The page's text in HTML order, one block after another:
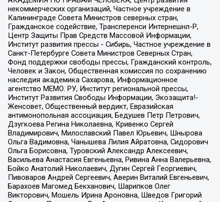
некоммерческих организаций, Частное учреждение в
Калининграде Совета Министров северных стран,
Гражданское содействие, Трансперенси Интернешнл-Р,
Центр Защиты Прав Средств Массовой Информации,
Институт развития прессы - Сибирь, Частное учреждение в
Санкт-Петербурге Совета Министров Северных Стран,
Фонд поддержки свободы прессы, Гражданский контроль,
Человек и Закон, Общественная комиссия по сохранению
наследия академика Сахарова, Информационное
агентство МЕМО. РУ, Институт региональной прессы,
Институт Развития Свободы Информации, Экозащита!-
Женсовет, Общественный вердикт, Евразийская
антимонопольная ассоциация, Бедушев Петр Петрович,
Дзугкоева Регина Николаевна, Кривенко Сергей
Владимирович, Милославский Павел Юрьевич, Шнырова
Ольга Вадимовна, Чанышева Лилия Айратовна, Сидорович
Ольга Борисовна, Туровский Александр Алексеевич,
Васильева Анастасия Евгеньевна, Ривина Анна Валерьевна,
Бойко Анатолий Николаевич, Дугин Сергей Георгиевич,
Пивоваров Андрей Сергеевич, Аверин Виталий Евгеньевич,
Барахоев Магомед Бекханович, Шарипков Олег
Викторович, Мошель Ирина Ароновна, Шведов Григорий